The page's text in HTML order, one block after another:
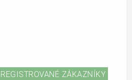
ZÁKAZNÍKY